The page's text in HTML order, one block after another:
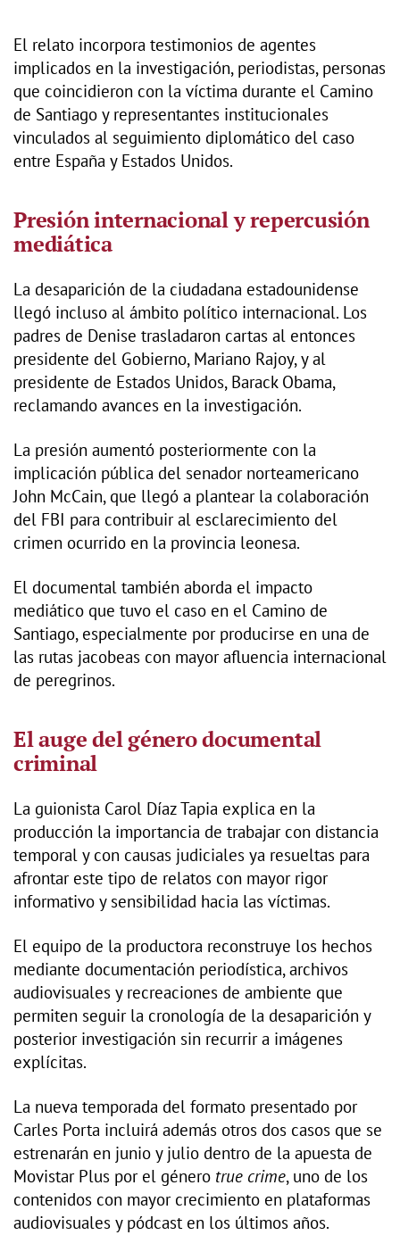
El relato incorpora testimonios de agentes
implicados en la investigación, periodistas, personas
que coincidieron con la víctima durante el Camino
de Santiago y representantes institucionales
vinculados al seguimiento diplomático del caso
entre España y Estados Unidos.
Presión internacional y repercusión
mediática
La desaparición de la ciudadana estadounidense
llegó incluso al ámbito político internacional. Los
padres de Denise trasladaron cartas al entonces
presidente del Gobierno, Mariano Rajoy, y al
presidente de Estados Unidos, Barack Obama,
reclamando avances en la investigación.
La presión aumentó posteriormente con la
implicación pública del senador norteamericano
John McCain, que llegó a plantear la colaboración
del FBI para contribuir al esclarecimiento del
crimen ocurrido en la provincia leonesa.
El documental también aborda el impacto
mediático que tuvo el caso en el Camino de
Santiago, especialmente por producirse en una de
las rutas jacobeas con mayor afluencia internacional
de peregrinos.
El auge del género documental
criminal
La guionista Carol Díaz Tapia explica en la
producción la importancia de trabajar con distancia
temporal y con causas judiciales ya resueltas para
afrontar este tipo de relatos con mayor rigor
informativo y sensibilidad hacia las víctimas.
El equipo de la productora reconstruye los hechos
mediante documentación periodística, archivos
audiovisuales y recreaciones de ambiente que
permiten seguir la cronología de la desaparición y
posterior investigación sin recurrir a imágenes
explícitas.
La nueva temporada del formato presentado por
Carles Porta incluirá además otros dos casos que se
estrenarán en junio y julio dentro de la apuesta de
Movistar Plus por el género true crime, uno de los
contenidos con mayor crecimiento en plataformas
audiovisuales y pódcast en los últimos años.